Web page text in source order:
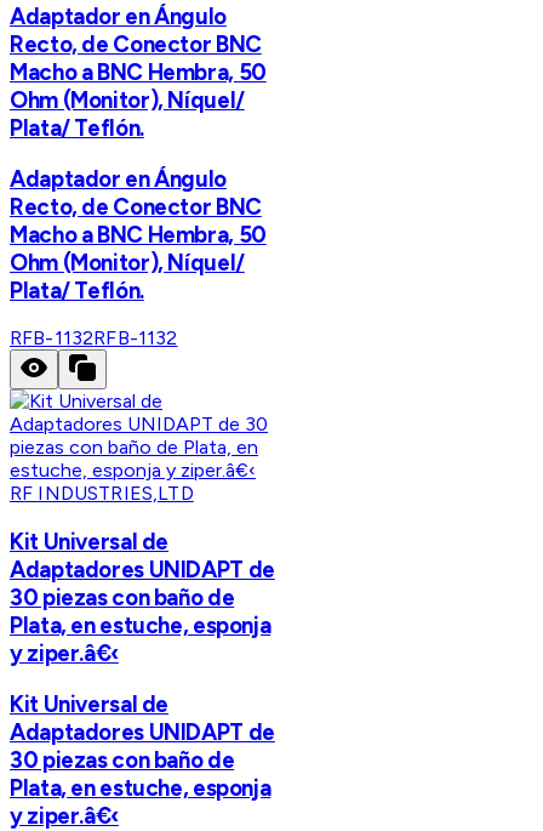
Adaptador en Ángulo
Recto, de Conector BNC
Macho a BNC Hembra, 50
Ohm (Monitor), Níquel/
Plata/ Teflón.
Adaptador en Ángulo
Recto, de Conector BNC
Macho a BNC Hembra, 50
Ohm (Monitor), Níquel/
Plata/ Teflón.
RFB-1132RFB-1132
RF INDUSTRIES,LTD
Kit Universal de
Adaptadores UNIDAPT de
30 piezas con baño de
Plata, en estuche, esponja
y ziper.â€‹
Kit Universal de
Adaptadores UNIDAPT de
30 piezas con baño de
Plata, en estuche, esponja
y ziper.â€‹